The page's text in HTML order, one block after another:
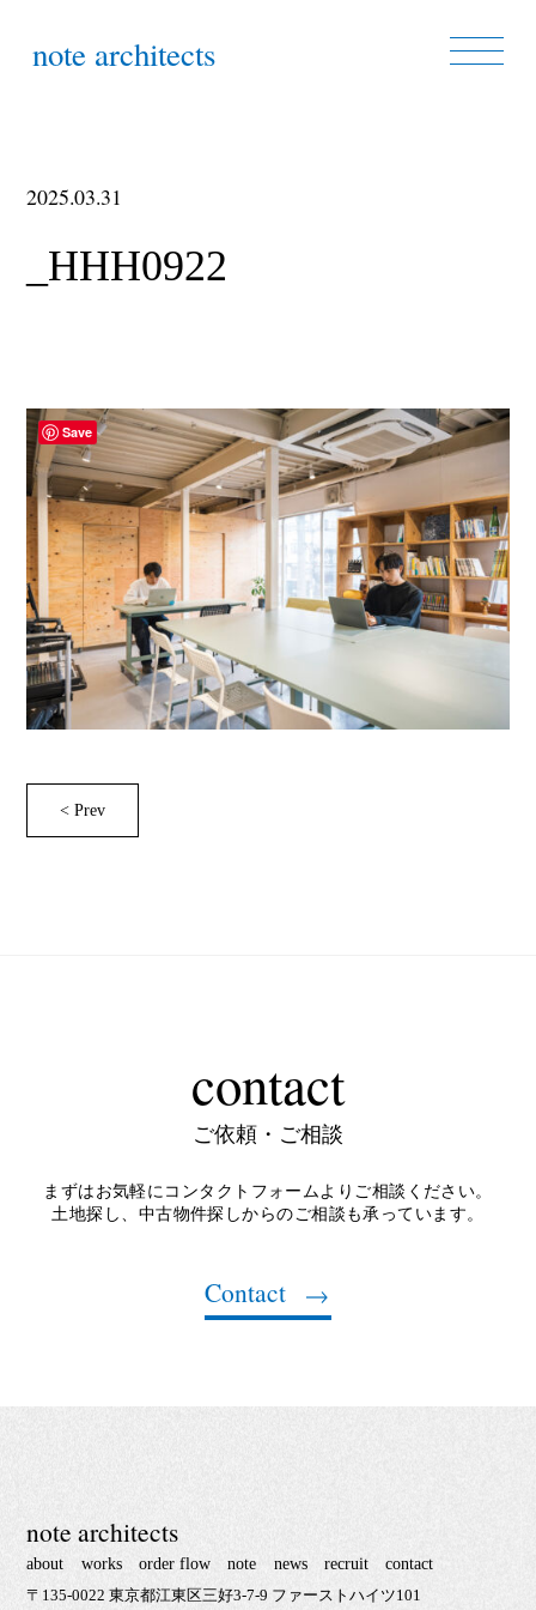
note architects
2025.03.31
_HHH0922
< Prev
contact
ご依頼・ご相談
まずはお気軽にコンタクトフォームよりご相談ください。
土地探し、中古物件探しからのご相談も承っています。
Contact
note architects
about works order flow note news recruit contact
〒135-0022 東京都江東区三好3-7-9 ファーストハイツ101
Save